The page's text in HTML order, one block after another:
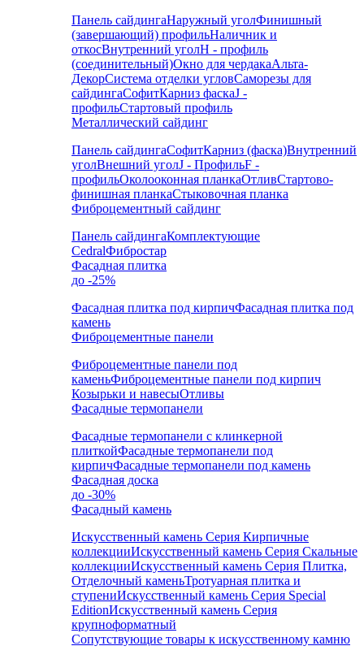
Панель сайдингаНаружный уголФинишный
(завершающий) профильНаличник и
откосВнутренний уголH - профиль
(соединительный)Окно для чердакаАльта-
ДекорСистема отделки угловСаморезы для
сайдингаСофитКарниз фаскаJ -
профильСтартовый профиль
Металлический сайдинг
Панель сайдингаСофитКарниз (фаска)Внутренний
уголВнешний уголJ - ПрофильF -
профильОколооконная планкаОтливСтартово-
финишная планкаСтыковочная планка
Фиброцементный сайдинг
Панель сайдингаКомплектующие
CedralФибростар
Фасадная плитка
до -25%
Фасадная плитка под кирпичФасадная плитка под
камень
Фиброцементные панели
Фиброцементные панели под
каменьФиброцементные панели под кирпич
Козырьки и навесыОтливы
Фасадные термопанели
Фасадные термопанели с клинкерной
плиткойФасадные термопанели под
кирпичФасадные термопанели под камень
Фасадная доска
до -30%
Фасадный камень
Искусственный камень Серия Кирпичные
коллекцииИскусственный камень Серия Скальные
коллекцииИскусственный камень Серия Плитка,
Отделочный каменьТротуарная плитка и
ступениИскусственный камень Серия Special
EditionИскусственный камень Серия
крупноформатный
Сопутствующие товары к искусственному камню